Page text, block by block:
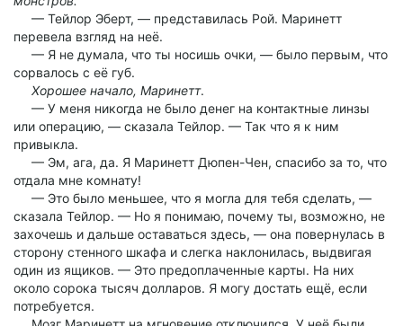
— Тейлор Эберт, — представилась Рой. Маринетт
перевела взгляд на неё.
— Я не думала, что ты носишь очки, — было первым, что
сорвалось с её губ.
Хорошее начало, Маринетт.
— У меня никогда не было денег на контактные линзы
или операцию, — сказала Тейлор. — Так что я к ним
привыкла.
— Эм, ага, да. Я Маринетт Дюпен-Чен, спасибо за то, что
отдала мне комнату!
— Это было меньшее, что я могла для тебя сделать, —
сказала Тейлор. — Но я понимаю, почему ты, возможно, не
захочешь и дальше оставаться здесь, — она повернулась в
сторону стенного шкафа и слегка наклонилась, выдвигая
один из ящиков. — Это предоплаченные карты. На них
около сорока тысяч долларов. Я могу достать ещё, если
потребуется.